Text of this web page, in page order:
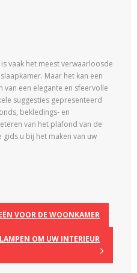
vaak het meest verwaarloosde
Maar het kan een
van een elegante en sfeervolle
suggesties gepresenteerd
bekledings- en
van het plafond van de
u bij het maken van uw
VOOR DE WOONKAMER
OM UW INTERIEUR